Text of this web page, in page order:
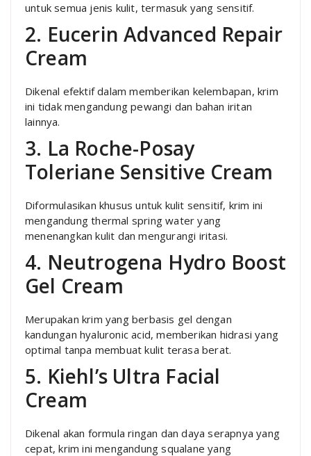
untuk semua jenis kulit, termasuk yang sensitif.
2. Eucerin Advanced Repair
Cream
Dikenal efektif dalam memberikan kelembapan, krim
ini tidak mengandung pewangi dan bahan iritan
lainnya.
3. La Roche-Posay
Toleriane Sensitive Cream
Diformulasikan khusus untuk kulit sensitif, krim ini
mengandung thermal spring water yang
menenangkan kulit dan mengurangi iritasi.
4. Neutrogena Hydro Boost
Gel Cream
Merupakan krim yang berbasis gel dengan
kandungan hyaluronic acid, memberikan hidrasi yang
optimal tanpa membuat kulit terasa berat.
5. Kiehl’s Ultra Facial
Cream
Dikenal akan formula ringan dan daya serapnya yang
cepat, krim ini mengandung squalane yang